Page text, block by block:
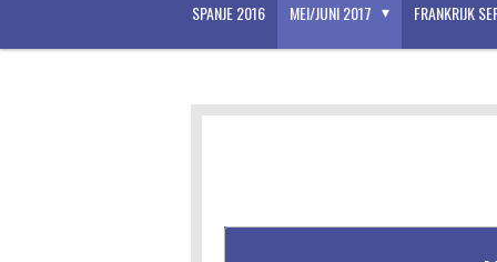
SPANJE 2016 MEI/JUNI 2017 FRANKRIJK